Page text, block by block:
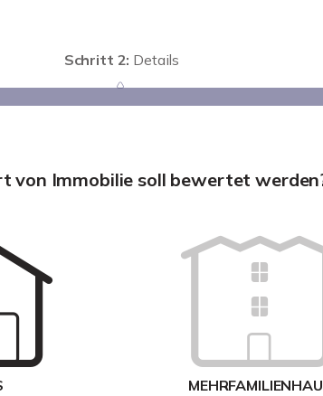
Schritt 2: Details
von Immobilie soll bewertet